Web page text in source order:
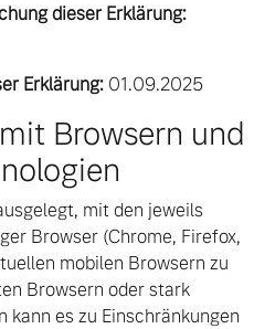
dieser Erklärung:
Erklärung: 01.09.2025
Browsern und
mit den jeweils
Browser (Chrome, Firefox,
mobilen Browsern zu
Browsern oder stark
kann es zu Einschränkungen